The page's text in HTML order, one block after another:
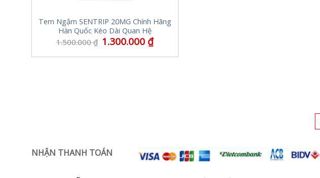
Tem Ngậm SENTRIP 20MG Chính Hãng
Hàn Quốc Kéo Dài Quan Hệ
1.500.000₫ 1.300.000 ₫
NHẬN THANH TOÁN